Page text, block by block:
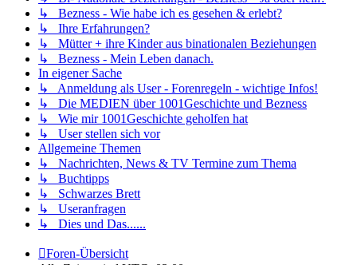
↳ Bezness - Wie habe ich es gesehen & erlebt?
↳ Ihre Erfahrungen?
↳ Mütter + ihre Kinder aus binationalen Beziehungen
↳ Bezness - Mein Leben danach.
In eigener Sache
↳ Anmeldung als User - Forenregeln - wichtige Infos!
↳ Die MEDIEN über 1001Geschichte und Bezness
↳ Wie mir 1001Geschichte geholfen hat
↳ User stellen sich vor
Allgemeine Themen
↳ Nachrichten, News & TV Termine zum Thema
↳ Buchtipps
↳ Schwarzes Brett
↳ Useranfragen
↳ Dies und Das......
Foren-Übersicht